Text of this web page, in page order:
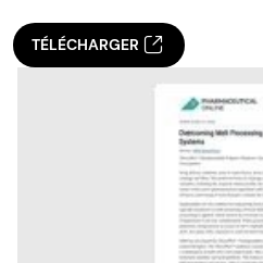
TÉLÉCHARGER